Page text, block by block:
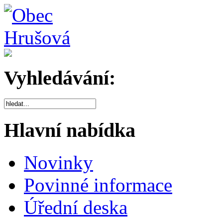
Vyhledávání:
Hlavní nabídka
Novinky
Povinné informace
Úřední deska